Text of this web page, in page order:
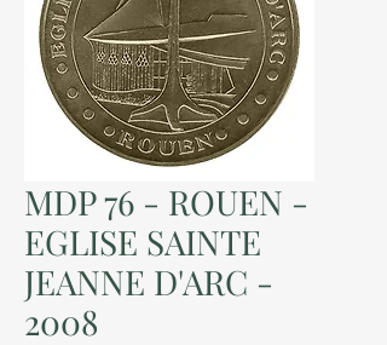
MDP 76 - ROUEN -
EGLISE SAINTE
JEANNE D'ARC -
2008